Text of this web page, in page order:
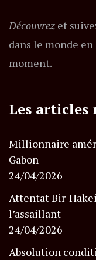
Découvrez et
dans le monde
moment.
Les articles
Millionnaire
Gabon
24/04/2026
Attentat Bir-
l’assaillant
24/04/2026
Absolution